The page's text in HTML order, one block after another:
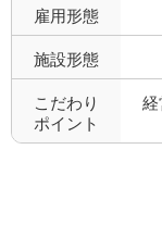
寮あり 2
試用期間有
職場環境充実
雇用形態
施設形態
こだわり
ポイント
経